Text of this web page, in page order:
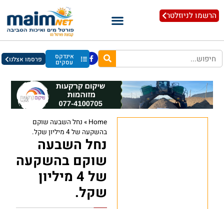
הרשמו לניוזלטר
אינדקס
עסקים פרסמו אצלנו
Home
» נחל השבעה שוקם
בהשקעה של 4 מיליון שקל.
נחל השבעה
שוקם בהשקעה
של 4 מיליון
שקל.